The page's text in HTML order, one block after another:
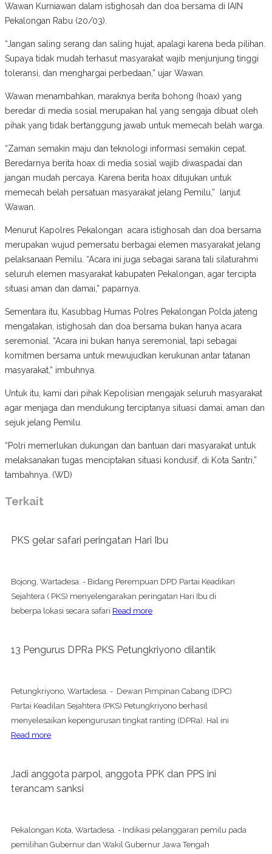
Wawan Kurniawan dalam istighosah dan doa bersama di IAIN
Pekalongan Rabu (20/03).
“Jangan saling serang dan saling hujat, apalagi karena beda pilihan.
Supaya tidak mudah terhasut masyarakat wajib menjunjung tinggi
toleransi, dan menghargai perbedaan,” ujar Wawan.
Wawan menambahkan, maraknya berita bohong (hoax) yang
beredar di media sosial merupakan hal yang sengaja dibuat oleh
pihak yang tidak bertanggung jawab untuk memecah belah warga.
“Zaman semakin maju dan teknologi informasi semakin cepat.
Beredarnya berita hoax di media sosial wajib diwaspadai dan
jangan mudah percaya. Karena berita hoax ditujukan untuk
memecah belah persatuan masyarakat jelang Pemilu,” lanjut
Wawan.
Menurut Kapolres Pekalongan acara istighosah dan doa bersama
merupakan wujud pemersatu berbagai elemen masyarakat jelang
pelaksanaan Pemilu. “Acara ini juga sebagai sarana tali silaturahmi
seluruh elemen masyarakat kabupaten Pekalongan, agar tercipta
situasi aman dan damai,” paparnya.
Sementara itu, Kasubbag Humas Polres Pekalongan Polda jateng
mengatakan, istighosah dan doa bersama bukan hanya acara
seremonial. “Acara ini bukan hanya seremonial, tapi sebagai
komitmen bersama untuk mewujudkan kerukunan antar tatanan
masyarakat,” imbuhnya.
Untuk itu, kami dari pihak Kepolisian mengajak seluruh masyarakat
agar menjaga dan mendukung terciptanya situasi damai, aman dan
sejuk jelang Pemilu.
“Polri memerlukan dukungan dan bantuan dari masyarakat untuk
melaksanakan tugas menciptakan situasi kondusif, di Kota Santri,”
tambahnya. (WD)
Terkait
PKS gelar safari peringatan Hari Ibu
Bojong, Wartadesa. - Bidang Perempuan DPD Partai Keadikan
Sejahtera ( PKS) menyelengarakan peringatan Hari Ibu di
beberpa lokasi secara safari Read more
13 Pengurus DPRa PKS Petungkriyono dilantik
Petungkriyono, Wartadesa. - Dewan Pimpinan Cabang (DPC)
Partai Keadilan Sejahtera (PKS) Petungkriyono berhasil
menyelesaikan kepengurusan tingkat ranting (DPRa). Hal ini
Read more
Jadi anggota parpol, anggota PPK dan PPS ini
terancam sanksi
Pekalongan Kota, Wartadesa. - Indikasi pelanggaran pemilu pada
pemilihan Gubernur dan Wakil Gubernur Jawa Tengah